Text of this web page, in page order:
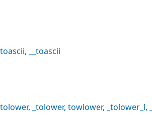
toascii, __toascii
tolower, _tolower, towlower, _tolower_l,